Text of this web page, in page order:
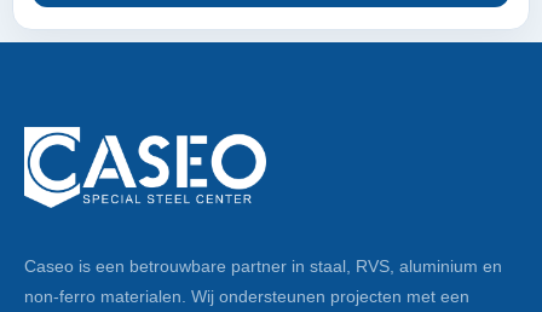
Caseo is een betrouwbare partner in staal, RVS, aluminium en
non-ferro materialen. Wij ondersteunen projecten met een